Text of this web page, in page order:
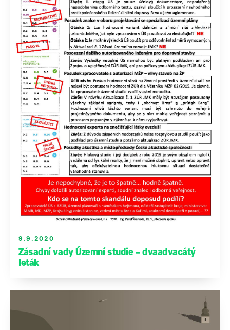
9.9.2020
Zásadní vady Územní studie – dvaadvacátý
leták